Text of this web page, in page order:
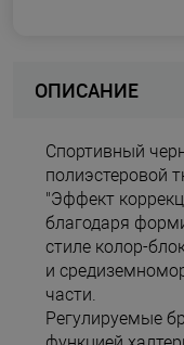
ОПИСАНИЕ
Спортивный
полиэстеровой
"Эффект
благодаря
стиле колор-
и
части.
Регулируемые